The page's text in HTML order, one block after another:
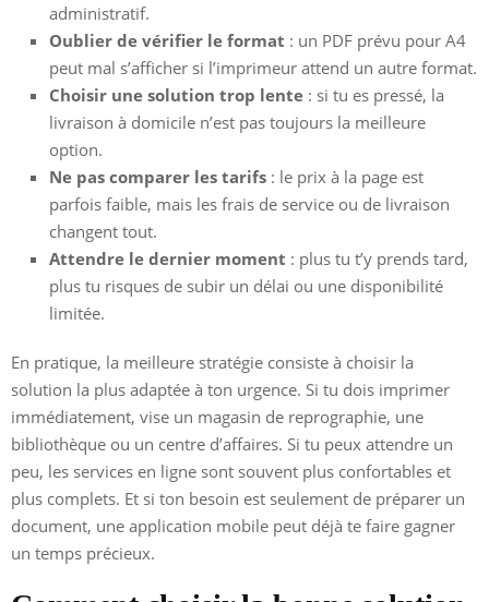
administratif.
Oublier de vérifier le format : un PDF prévu pour A4
peut mal s’afficher si l’imprimeur attend un autre format.
Choisir une solution trop lente : si tu es pressé, la
livraison à domicile n’est pas toujours la meilleure
option.
Ne pas comparer les tarifs : le prix à la page est
parfois faible, mais les frais de service ou de livraison
changent tout.
Attendre le dernier moment : plus tu t’y prends tard,
plus tu risques de subir un délai ou une disponibilité
limitée.
En pratique, la meilleure stratégie consiste à choisir la
solution la plus adaptée à ton urgence. Si tu dois imprimer
immédiatement, vise un magasin de reprographie, une
bibliothèque ou un centre d’affaires. Si tu peux attendre un
peu, les services en ligne sont souvent plus confortables et
plus complets. Et si ton besoin est seulement de préparer un
document, une application mobile peut déjà te faire gagner
un temps précieux.